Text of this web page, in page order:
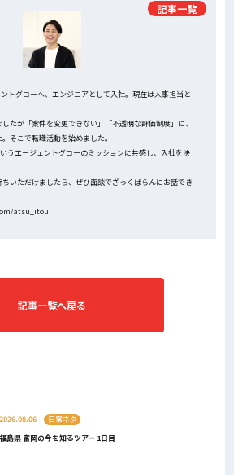
トグローへ、エンジニアとして入社。現在は人事担当と
たが「案件を変更できない」「不透明な評価制度」に、
そこで転職活動を始めました。
いうエージェントグローのミッションに共感し、入社を決
いただけましたら、ぜひ面談でざっくばらんにお話でき
atsu_itou
記事一覧
記事一覧へ戻る
2026.08.06
日常ネタ
福島県 富岡の今を知るツアー 1日目